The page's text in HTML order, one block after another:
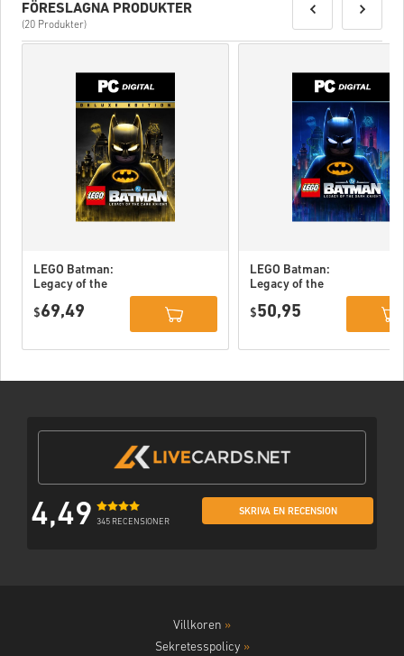
FÖRESLAGNA PRODUKTER
(20 Produkter)
LEGO Batman:
Legacy of the
Deluxe Edition
$69,49
LEGO Batman:
Legacy of the
(STEAM) EU
$50,95
4,49 345 RECENSIONER
SKRIVA EN RECENSION
Villkoren »
Sekretesspolicy »